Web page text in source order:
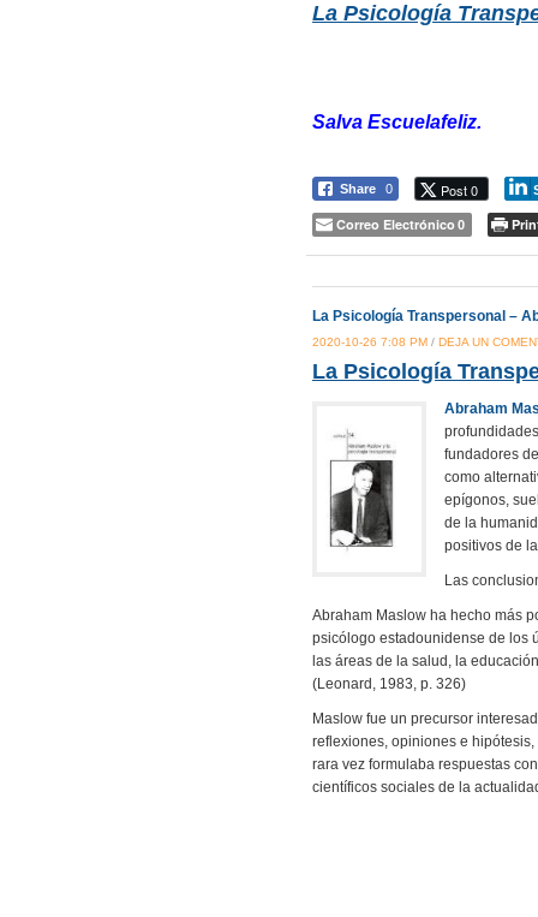
La Psicología
Salva Escuelafeliz.
Share 0 Post 0
Correo Electrónico 0
La Psicología Transpersonal –
2020-10-26 7:08 PM / DEJA UN
La Psicología
Abraham
fundadores
como
epígonos,
de la
positivos de
Las
Abraham Maslow ha hecho más
psicólogo estadounidense de los
las áreas de la salud, la
(Leonard, 1983, p. 326)
Maslow fue un precursor
reflexiones, opiniones e
rara vez formulaba respuestas
científicos sociales de la